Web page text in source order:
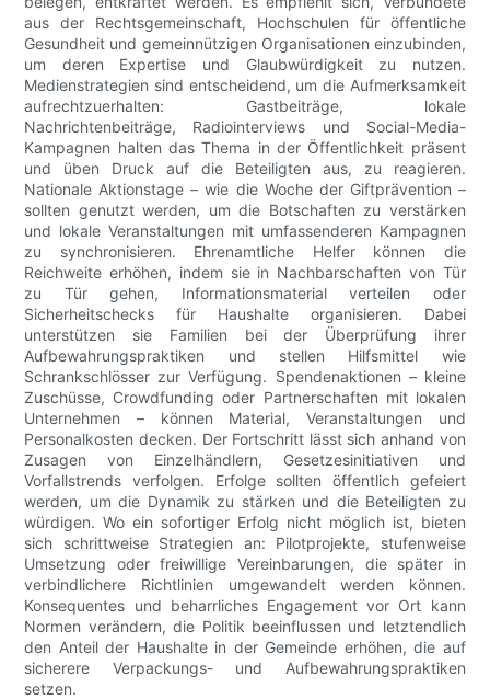
aus der Rechtsgemeinschaft, Hochschulen für öffentliche
Gesundheit und gemeinnützigen Organisationen einzubinden,
um deren Expertise und Glaubwürdigkeit zu nutzen.
Medienstrategien sind entscheidend, um die Aufmerksamkeit
aufrechtzuerhalten: Gastbeiträge, lokale
Nachrichtenbeiträge, Radiointerviews und Social-Media-
Kampagnen halten das Thema in der Öffentlichkeit präsent
und üben Druck auf die Beteiligten aus, zu reagieren.
Nationale Aktionstage – wie die Woche der Giftprävention –
sollten genutzt werden, um die Botschaften zu verstärken
und lokale Veranstaltungen mit umfassenderen Kampagnen
zu synchronisieren. Ehrenamtliche Helfer können die
Reichweite erhöhen, indem sie in Nachbarschaften von Tür
zu Tür gehen, Informationsmaterial verteilen oder
Sicherheitschecks für Haushalte organisieren. Dabei
unterstützen sie Familien bei der Überprüfung ihrer
Aufbewahrungspraktiken und stellen Hilfsmittel wie
Schrankschlösser zur Verfügung. Spendenaktionen – kleine
Zuschüsse, Crowdfunding oder Partnerschaften mit lokalen
Unternehmen – können Material, Veranstaltungen und
Personalkosten decken. Der Fortschritt lässt sich anhand von
Zusagen von Einzelhändlern, Gesetzesinitiativen und
Vorfallstrends verfolgen. Erfolge sollten öffentlich gefeiert
werden, um die Dynamik zu stärken und die Beteiligten zu
würdigen. Wo ein sofortiger Erfolg nicht möglich ist, bieten
sich schrittweise Strategien an: Pilotprojekte, stufenweise
Umsetzung oder freiwillige Vereinbarungen, die später in
verbindlichere Richtlinien umgewandelt werden können.
Konsequentes und beharrliches Engagement vor Ort kann
Normen verändern, die Politik beeinflussen und letztendlich
den Anteil der Haushalte in der Gemeinde erhöhen, die auf
sicherere Verpackungs- und Aufbewahrungspraktiken
setzen.